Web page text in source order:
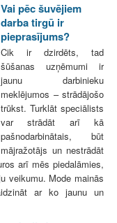
Vai pēc šuvējiem
darba tirgū ir
pieprasījums?
Cik ir dzirdēts, tad
šūšanas uzņēmumi ir
jaunu darbinieku
meklējumos – strādājošo
trūkst. Turklāt speciālists
var strādāt arī kā
pašnodarbinātais, būt
mājražotājs un nestrādāt
arī mēs piedalāmies,
veikumu. Mode mainās
ar ko jaunu un